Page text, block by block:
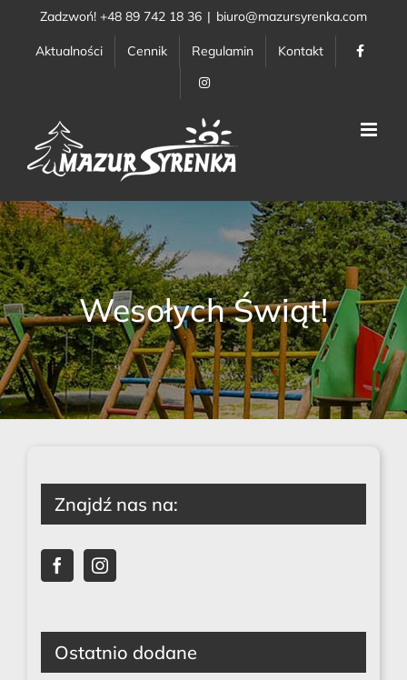
PrzejdźZadzwoń! +48 89 742 18 36 | biuro@mazursyrenka.com
Aktualności Cennik Regulamin Kontakt
Wesołych Świąt!
Znajdź nas na:
Ostatnio dodane